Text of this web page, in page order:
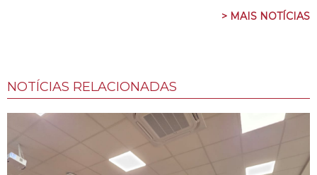
> MAIS NOTÍCIAS
NOTÍCIAS RELACIONADAS